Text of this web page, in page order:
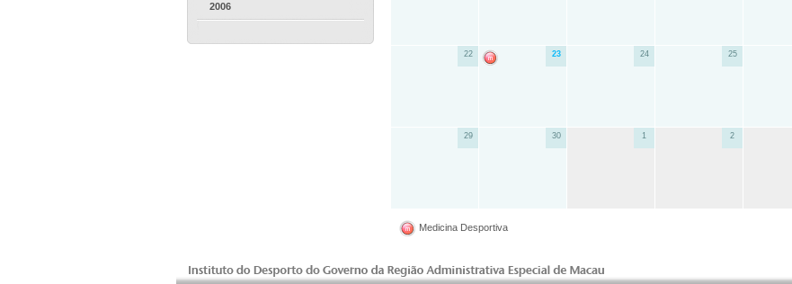
2006
22 23 24 25
29 30 1 2
Medicina Desportiva